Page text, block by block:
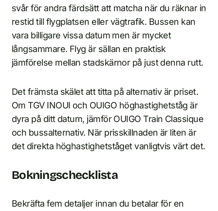
svår för andra färdsätt att matcha när du räknar in
restid till flygplatsen eller vägtrafik. Bussen kan
vara billigare vissa datum men är mycket
långsammare. Flyg är sällan en praktisk
jämförelse mellan stadskärnor på just denna rutt.
Det främsta skälet att titta på alternativ är priset.
Om TGV INOUI och OUIGO höghastighetståg är
dyra på ditt datum, jämför OUIGO Train Classique
och bussalternativ. När prisskillnaden är liten är
det direkta höghastighetståget vanligtvis värt det.
Bokningschecklista
Bekräfta fem detaljer innan du betalar för en